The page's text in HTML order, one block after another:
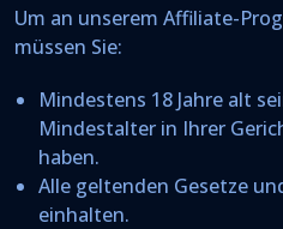
Um an unserem Affiliate-
müssen Sie:
Mindestens 18 Jahre alt
Mindestalter in Ihrer
haben.
Alle geltenden Gesetze
einhalten.